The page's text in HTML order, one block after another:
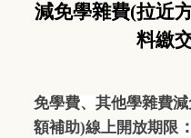
減免學雜費(拉近
料繳
免學費、其他學雜費
額補助)線上開放期限 ：